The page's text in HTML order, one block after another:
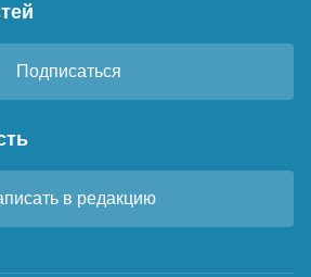
Подписаться
в редакцию